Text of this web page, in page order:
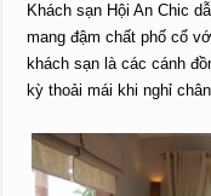
Khách sạn Hội An Chic
mang đậm chất phố cổ
khách sạn là các cánh
kỳ thoải mái khi nghỉ